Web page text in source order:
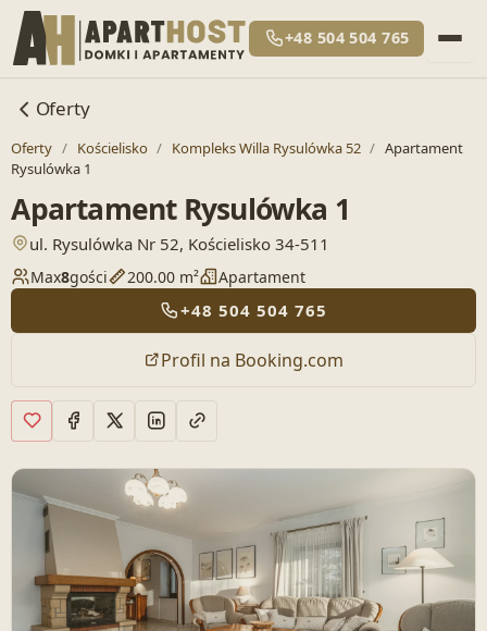
+48 504 504 765
Oferty
Oferty / Kościelisko / Kompleks Willa Rysulówka 52 / Apartament
Rysulówka 1
Apartament Rysulówka 1
ul. Rysulówka Nr 52, Kościelisko 34-511
— otwiera lokalizację w Google Maps
Max8gości 200.00 m² Apartament
+48 504 504 765
Profil na Booking.com
Dodaj do ulubionych